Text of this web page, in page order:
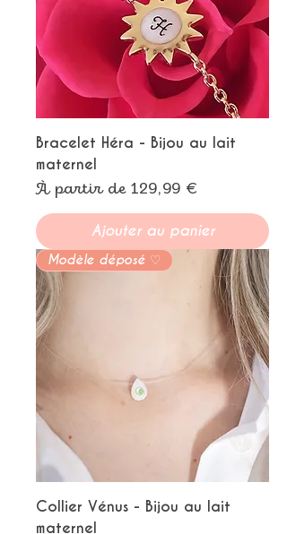
Bracelet Héra - Bijou au lait
maternel
À partir de 129,99 €
Prix promotionnel
Ajouter au panier
Modèle déposé ♡
Collier Vénus - Bijou au lait
maternel